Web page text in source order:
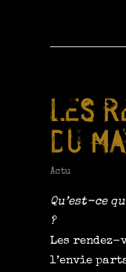
LES
DU
Actu
Qu’est-ce
?
Les rendez-
l’envie